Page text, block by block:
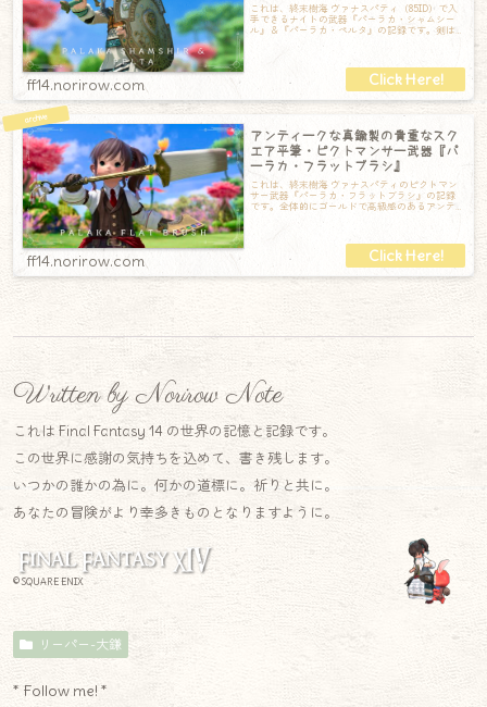
これは、終末樹海 ヴァナスパティ（85ID）で入
手できるナイトの武器『パーラカ・シャムシー
ル』＆『パーラカ・ペルタ』の記録です。剣は
ff14.norirow.com
アンティークな真鍮製の貴重なスク
エア平筆・ピクトマンサー武器『パ
ーラカ・フラットブラシ』
これは、終末樹海 ヴァナスパティのピクトマン
サー武器『パーラカ・フラットブラシ』の記録
です。全体的にゴールドで高級感のあるアンテ
ff14.norirow.com
Written by Norirow Note
これは Final Fantasy 14 の世界の記憶と記録です。
この世界に感謝の気持ちを込めて、書き残します。
いつかの誰かの為に。何かの道標に。祈りと共に。
あなたの冒険がより幸多きものとなりますように。
© SQUARE ENIX
リーパー-大鎌
* Follow me! *